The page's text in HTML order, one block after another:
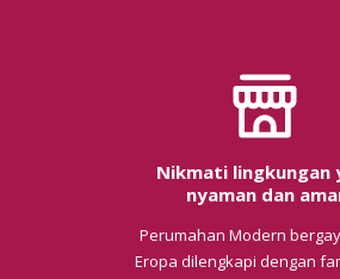
Perumahan Modern
Eropa dilengkapi dengan
Nikmati lingkungan
nyaman dan